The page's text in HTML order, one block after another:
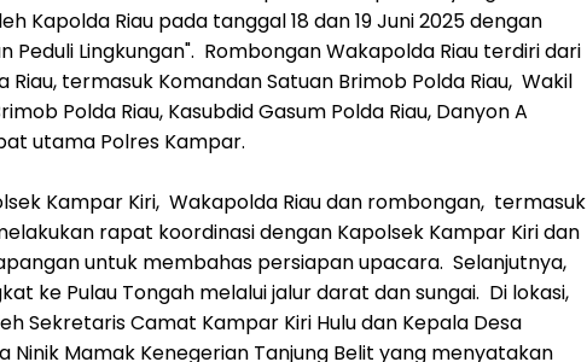
Kapolda Riau pada tanggal 18 dan 19 Juni 2025 dengan
Peduli Lingkungan". Rombongan Wakapolda Riau terdiri dari
termasuk Komandan Satuan Brimob Polda Riau, Wakil
Polda Riau, Kasubdid Gasum Polda Riau, Danyon A
utama Polres Kampar.
Kampar Kiri, Wakapolda Riau dan rombongan, termasuk
rapat koordinasi dengan Kapolsek Kampar Kiri dan
untuk membahas persiapan upacara. Selanjutnya,
ke Pulau Tongah melalui jalur darat dan sungai. Di lokasi,
Sekretaris Camat Kampar Kiri Hulu dan Kepala Desa
Ninik Mamak Kenegerian Tanjung Belit yang menyatakan